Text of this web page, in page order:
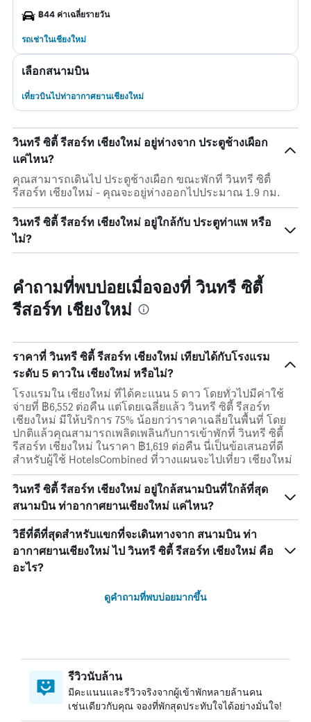
฿44 ค่าเฉลี่ยรายวัน
รถเช่าในเชียงใหม่
เลือกสนามบิน
เที่ยวบินไปท่าอากาศยานเชียงใหม่
วินทรี ซิตี้ รีสอร์ท เชียงใหม่ อยู่ห่างจาก ประตูช้างเผือก
แค่ไหน?
คุณสามารถเดินไป ประตูช้างเผือก ขณะพักที่ วินทรี ซิตี้
รีสอร์ท เชียงใหม่ - คุณจะอยู่ห่างออกไปประมาณ 1.9 กม.
วินทรี ซิตี้ รีสอร์ท เชียงใหม่ อยู่ใกล้กับ ประตูท่าแพ หรือ
ไม่?
คำถามที่พบบ่อยเมื่อจองที่ วินทรี ซิตี้
รีสอร์ท เชียงใหม่
ราคาที่ วินทรี ซิตี้ รีสอร์ท เชียงใหม่ เทียบได้กับโรงแรม
ระดับ 5 ดาวใน เชียงใหม่ หรือไม่?
โรงแรมใน เชียงใหม่ ที่ได้คะแนน 5 ดาว โดยทั่วไปมีค่าใช้
จ่ายที่ ฿6,552 ต่อคืน แต่โดยเฉลี่ยแล้ว วินทรี ซิตี้ รีสอร์ท
เชียงใหม่ มีให้บริการ 75% น้อยกว่าราคาเฉลี่ยในพื้นที่ โดย
ปกติแล้วคุณสามารถเพลิดเพลินกับการเข้าพักที่ วินทรี ซิตี้
รีสอร์ท เชียงใหม่ ในราคา ฿1,619 ต่อคืน นี่เป็นข้อเสนอที่ดี
สำหรับผู้ใช้ HotelsCombined ที่วางแผนจะไปเที่ยว เชียงใหม่
วินทรี ซิตี้ รีสอร์ท เชียงใหม่ อยู่ใกล้สนามบินที่ใกล้ที่สุด
สนามบิน ท่าอากาศยานเชียงใหม่ แค่ไหน?
วิธีที่ดีที่สุดสำหรับแขกที่จะเดินทางจาก สนามบิน ท่า
อากาศยานเชียงใหม่ ไป วินทรี ซิตี้ รีสอร์ท เชียงใหม่ คือ
อะไร?
ดูคำถามที่พบบ่อยมากขึ้น
รีวิวนับล้าน
มีคะแนนและรีวิวจริงจากผู้เข้าพักหลายล้านคน
เช่นเดียวกับคุณ จองที่พักสุดประทับใจได้อย่างมั่นใจ!